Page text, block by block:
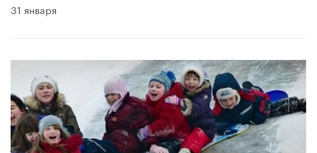
31 января